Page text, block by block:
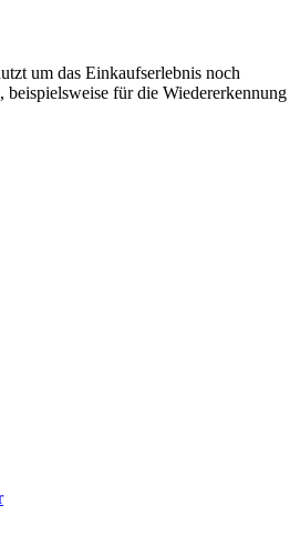
um das Einkaufserlebnis noch
beispielsweise für die Wiedererkennung